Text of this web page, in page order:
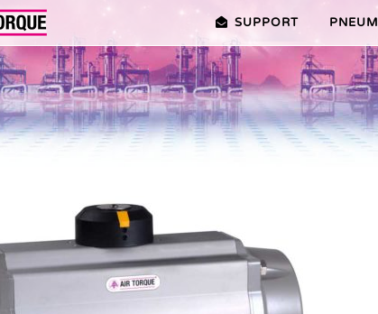
SUPPORT
DOKUMENTATION VORTEILE
ER PREMIER-SERIE (20-100NM)
VORTEILE ER PLUS-SERIE